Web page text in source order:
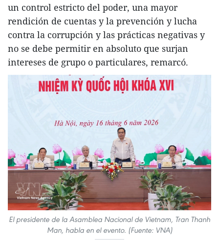
un control estricto del poder, una mayor
rendición de cuentas y la prevención y lucha
contra la corrupción y las prácticas negativas y
no se debe permitir en absoluto que surjan
intereses de grupo o particulares, remarcó.
El presidente de la Asamblea Nacional de Vietnam, Tran Thanh
Man, habla en el evento. (Fuente: VNA)